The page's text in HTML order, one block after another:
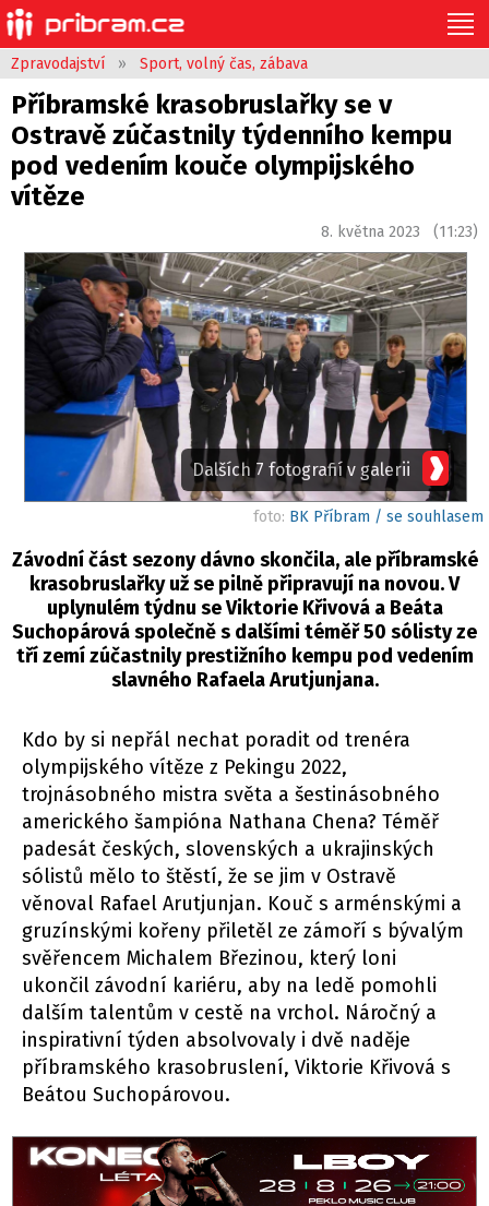
Zpravodajství » Sport, volný čas, zábava
Příbramské krasobruslařky se v
Ostravě zúčastnily týdenního kempu
pod vedením kouče olympijského
vítěze
8. května 2023 (11:23)
Dalších 7 fotografií v galerii
foto: BK Příbram / se souhlasem
Závodní část sezony dávno skončila, ale příbramské
krasobruslařky už se pilně připravují na novou. V
uplynulém týdnu se Viktorie Křivová a Beáta
Suchopárová společně s dalšími téměř 50 sólisty ze
tří zemí zúčastnily prestižního kempu pod vedením
slavného Rafaela Arutjunjana.
Kdo by si nepřál nechat poradit od trenéra
olympijského vítěze z Pekingu 2022,
trojnásobného mistra světa a šestinásobného
amerického šampióna Nathana Chena? Téměř
padesát českých, slovenských a ukrajinských
sólistů mělo to štěstí, že se jim v Ostravě
věnoval Rafael Arutjunjan. Kouč s arménskými a
gruzínskými kořeny přiletěl ze zámoří s bývalým
svěřencem Michalem Březinou, který loni
ukončil závodní kariéru, aby na ledě pomohli
dalším talentům v cestě na vrchol. Náročný a
inspirativní týden absolvovaly i dvě naděje
příbramského krasobruslení, Viktorie Křivová s
Beátou Suchopárovou.